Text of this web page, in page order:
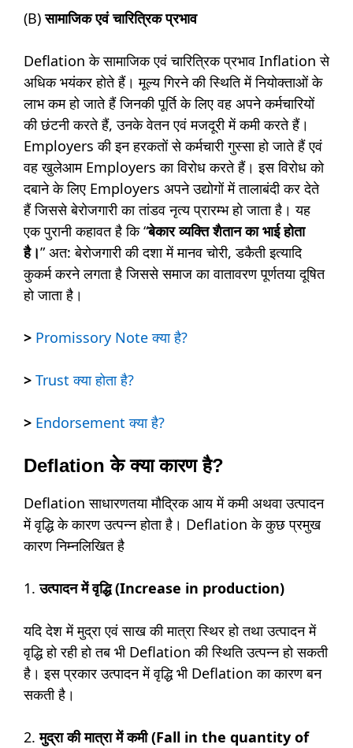
(B)सामाजिक एवं चारित्रिक प्रभाव
Deflation के सामाजिक एवं चारित्रिक प्रभाव Inflation से
अधिक भयंकर होते हैं। मूल्य गिरने की स्थिति में नियोक्ताओं के
लाभ कम हो जाते हैं जिनकी पूर्ति के लिए वह अपने कर्मचारियों
की छंटनी करते हैं, उनके वेतन एवं मजदूरी में कमी करते हैं।
Employers की इन हरकतों से कर्मचारी गुस्सा हो जाते हैं एवं
वह खुलेआम Employers का विरोध करते हैं। इस विरोध को
दबाने के लिए Employers अपने उद्योगों में तालाबंदी कर देते
हैं जिससे बेरोजगारी का तांडव नृत्य प्रारम्भ हो जाता है। यह
एक पुरानी कहावत है कि “बेकार व्यक्ति शैतान का भाई होता
है।” अत: बेरोजगारी की दशा में मानव चोरी, डकैती इत्यादि
कुकर्म करने लगता है जिससे समाज का वातावरण पूर्णतया दूषित
हो जाता है।
> Promissory Note क्या है?
> Trust क्या होता है?
> Endorsement क्या है?
Deflation के क्या कारण है?
Deflation साधारणतया मौद्रिक आय में कमी अथवा उत्पादन
में वृद्धि के कारण उत्पन्न होता है। Deflation के कुछ प्रमुख
कारण निम्नलिखित है
1.उत्पादन में वृद्धि (Increase in production)
यदि देश में मुद्रा एवं साख की मात्रा स्थिर हो तथा उत्पादन में
वृद्धि हो रही हो तब भी Deflation की स्थिति उत्पन्न हो सकती
है। इस प्रकार उत्पादन में वृद्धि भी Deflation का कारण बन
सकती है।
2.मुद्रा की मात्रा में कमी (Fall in the quantity of